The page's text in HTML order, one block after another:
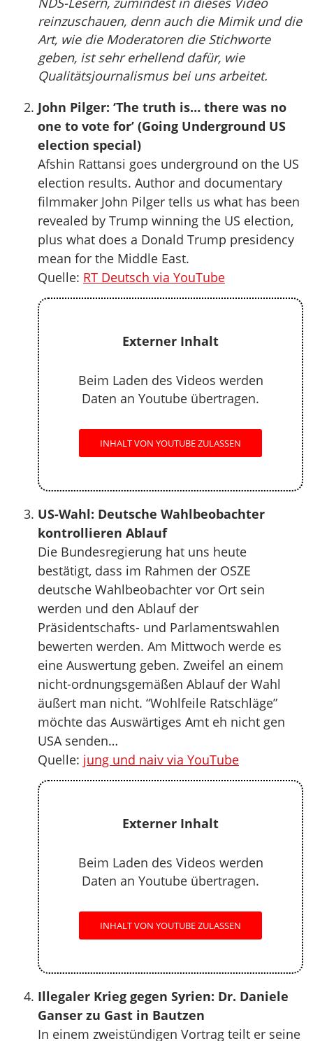
reinzuschauen, denn auch die Mimik und die
Art, wie die Moderatoren die Stichworte
geben, ist sehr erhellend dafür, wie
Qualitätsjournalismus bei uns arbeitet.
John Pilger: ‘The truth is… there was no
one to vote for’ (Going Underground US
election special)
Afshin Rattansi goes underground on the US
election results. Author and documentary
filmmaker John Pilger tells us what has been
revealed by Trump winning the US election,
plus what does a Donald Trump presidency
mean for the Middle East.
Quelle: RT Deutsch via YouTube
Externer Inhalt
Beim Laden des Videos werden
Daten an Youtube übertragen.
INHALT VON YOUTUBE ZULASSEN
US-Wahl: Deutsche Wahlbeobachter
kontrollieren Ablauf
Die Bundesregierung hat uns heute
bestätigt, dass im Rahmen der OSZE
deutsche Wahlbeobachter vor Ort sein
werden und den Ablauf der
Präsidentschafts- und Parlamentswahlen
bewerten werden. Am Mittwoch werde es
eine Auswertung geben. Zweifel an einem
nicht-ordnungsgemäßen Ablauf der Wahl
äußert man nicht. “Wohlfeile Ratschläge”
möchte das Auswärtiges Amt eh nicht gen
USA senden…
Quelle: jung und naiv via YouTube
Externer Inhalt
Beim Laden des Videos werden
Daten an Youtube übertragen.
INHALT VON YOUTUBE ZULASSEN
Illegaler Krieg gegen Syrien: Dr. Daniele
Ganser zu Gast in Bautzen
In einem zweistündigen Vortrag teilt er seine